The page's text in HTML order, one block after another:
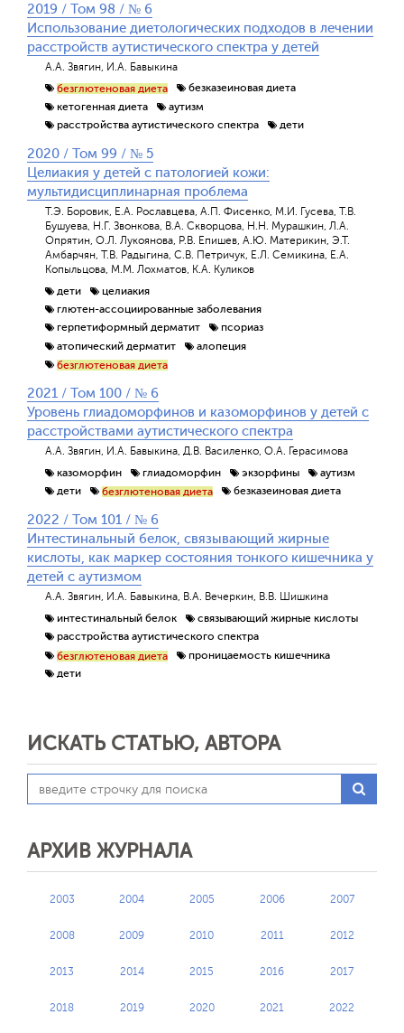
2019 / Том 98 / № 6
Использование диетологических подходов в лечении
расстройств аутистического спектра у детей
А.А. Звягин, И.А. Бавыкина
безглютеновая диета
безказеиновая диета
кетогенная диета
аутизм
расстройства аутистического спектра
дети
2020 / Том 99 / № 5
Целиакия у детей с патологией кожи:
мультидисциплинарная проблема
Т.Э. Боровик, Е.А. Рославцева, А.П. Фисенко, М.И. Гусева, Т.В.
Бушуева, Н.Г. Звонкова, В.А. Скворцова, Н.Н. Мурашкин, Л.А.
Опрятин, О.Л. Лукоянова, Р.В. Епишев, А.Ю. Материкин, Э.Т.
Амбарчян, Т.В. Радыгина, С.В. Петричук, Е.Л. Семикина, Е.А.
Копыльцова, М.М. Лохматов, К.А. Куликов
дети
целиакия
глютен-ассоциированные заболевания
герпетиформный дерматит
псориаз
атопический дерматит
алопеция
безглютеновая диета
2021 / Том 100 / № 6
Уровень глиадоморфинов и казоморфинов у детей с
расстройствами аутистического спектра
А.А. Звягин, И.А. Бавыкина, Д.В. Василенко, О.А. Герасимова
казоморфин
глиадоморфин экзорфины
аутизм
дети
безглютеновая диета безказеиновая диета
2022 / Том 101 / № 6
Интестинальный белок, связывающий жирные
кислоты, как маркер состояния тонкого кишечника у
детей с аутизмом
А.А. Звягин, И.А. Бавыкина, В.А. Вечеркин, В.В. Шишкина
интестинальный белок
связывающий жирные кислоты
расстройства аутистического спектра
безглютеновая диета
проницаемость кишечника
дети
ИСКАТЬ СТАТЬЮ, АВТОРА
АРХИВ ЖУРНАЛА
2003 2004 2005 2006 2007
2008 2009 2010 2011 2012
2013 2014 2015 2016 2017
2018 2019 2020 2021 2022